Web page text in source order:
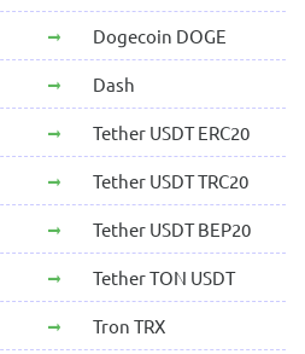
Dogecoin DOGE
Dash
Tether USDT ERC20
Tether USDT TRC20
Tether USDT BEP20
Tether TON USDT
Tron TRX